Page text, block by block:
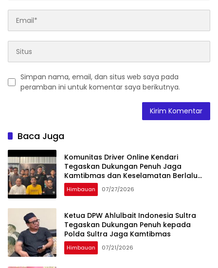
Simpan nama, email, dan situs web saya pada
peramban ini untuk komentar saya berikutnya.
Baca Juga
Komunitas Driver Online Kendari
Tegaskan Dukungan Penuh Jaga
Kamtibmas dan Keselamatan Berlalu
Lintas
Himbauan 07/27/2026
Ketua DPW Ahlulbait Indonesia Sultra
Tegaskan Dukungan Penuh kepada
Polda Sultra Jaga Kamtibmas
Himbauan 07/21/2026